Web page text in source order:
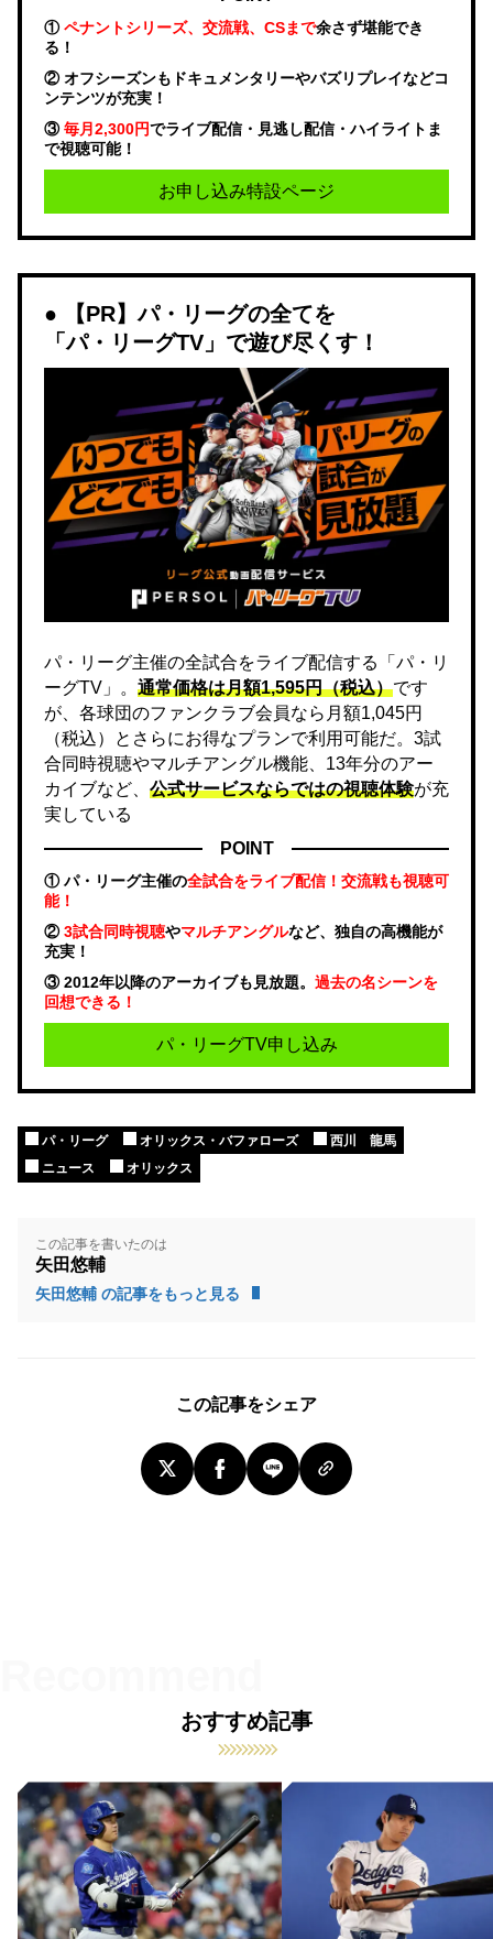
①ペナントシリーズ、交流戦、CSまで余さず堪能でき
る！
② オフシーズンもドキュメンタリーやバズリプレイなどコ
ンテンツが充実！
③毎月2,300円でライブ配信・見逃し配信・ハイライトま
で視聴可能！
お申し込み特設ページ
【PR】パ・リーグの全てを
「パ・リーグTV」で遊び尽くす！
パ・リーグ主催の全試合をライブ配信する「パ・リ
ーグTV」。 通常価格は月額1,595円（税込）です
が、各球団のファンクラブ会員なら月額1,045円
（税込）とさらにお得なプランで利用可能だ。3試
合同時視聴やマルチアングル機能、13年分のアー
カイブなど、 公式サービスならではの視聴体験が充
実している
POINT
① パ・リーグ主催の全試合をライブ配信！交流戦も視聴可
能！
②3試合同時視聴やマルチアングルなど、独自の高機能が
充実！
③ 2012年以降のアーカイブも見放題。 過去の名シーンを
回想できる！
パ・リーグTV申し込み
パ・リーグ オリックス・バファローズ
西川 龍馬
ニュース
オリックス
この記事を書いたのは
矢田悠輔
矢田悠輔 の記事をもっと見る
この記事をシェア
おすすめ記事